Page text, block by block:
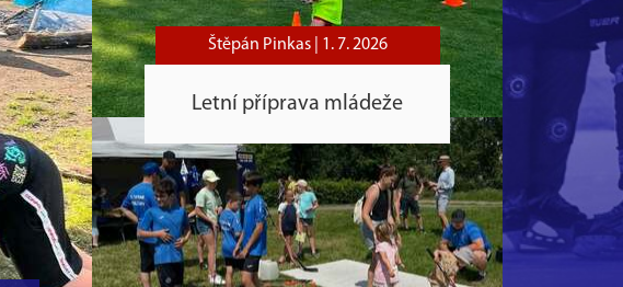
Štěpán Pinkas | 1. 7. 2026
Letní příprava mládeže